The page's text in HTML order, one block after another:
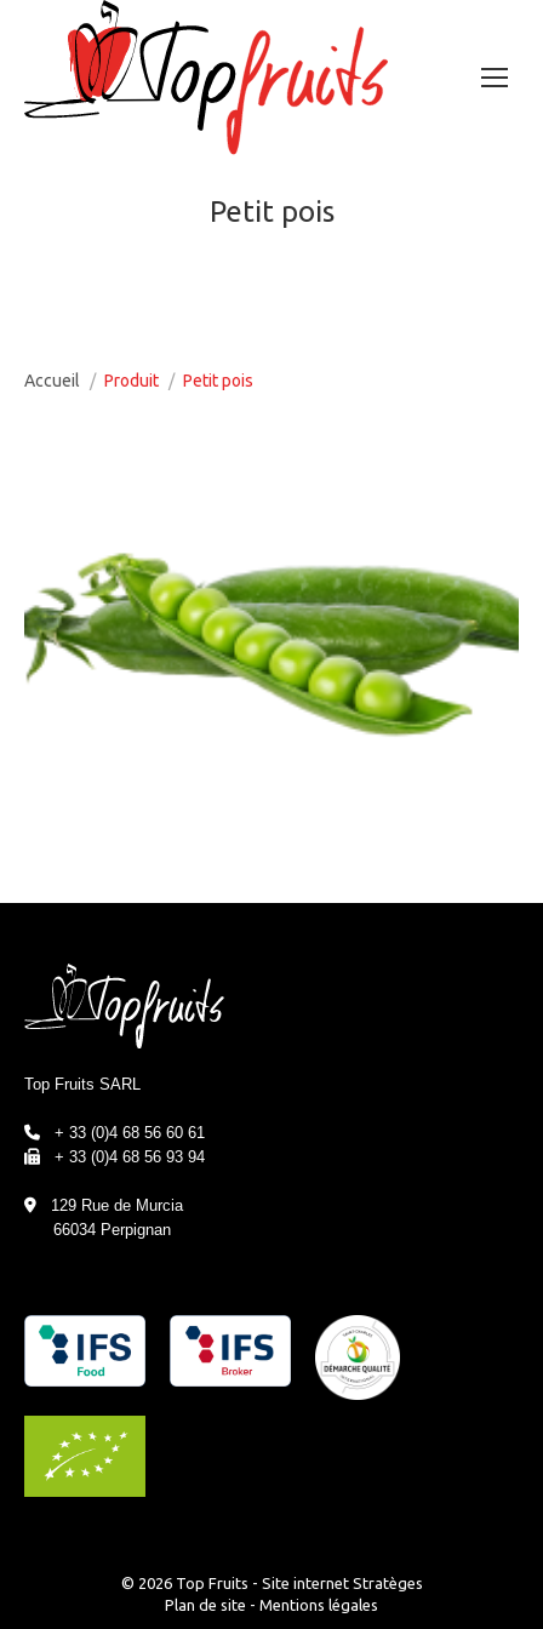
Petit pois
Accueil Produit Petit pois
Top Fruits SARL
+ 33 (0)4 68 56 60 61
+ 33 (0)4 68 56 93 94
129 Rue de Murcia
66034 Perpignan
© 2026 Top Fruits - Site internet Stratèges
Plan de site - Mentions légales